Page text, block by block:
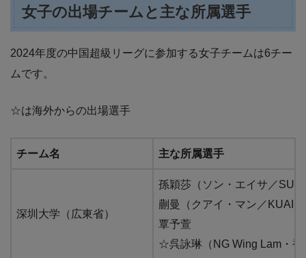
女子の出場チームと主な所属選手
2024年度の中国超級リーグに参加する女子チームは6チー
ムです。
☆は海外からの出場選手
チーム名 主な所属選手
深圳大学（広東省）
孫穎莎（ソン・エイサ／SUN
蒯曼（クアイ・マン／KUAI
覃予萱
☆呉詠琳（NG Wing Lam・香